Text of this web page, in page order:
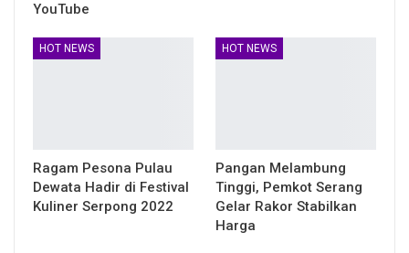
YouTube
HOT NEWS
Ragam Pesona Pulau
Dewata Hadir di Festival
Kuliner Serpong 2022
HOT NEWS
Pangan Melambung
Tinggi, Pemkot Serang
Gelar Rakor Stabilkan
Harga